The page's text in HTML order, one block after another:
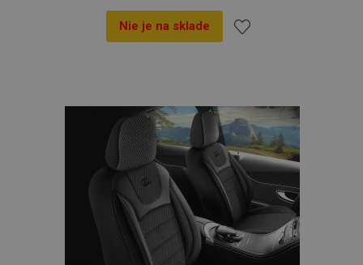
Nie je na sklade
zoznamu
prianí